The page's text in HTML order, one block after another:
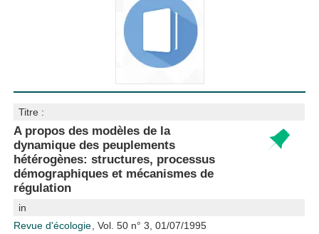
Titre :
A propos des modèles de la
dynamique des peuplements
hétérogènes: structures, processus
démographiques et mécanismes de
régulation
in
Revue d'écologie , Vol. 50 n° 3, 01/07/1995